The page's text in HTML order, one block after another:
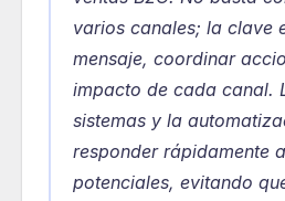
varios canales; la clave
mensaje, coordinar
impacto de cada canal.
sistemas y la
responder rápidamente
potenciales, evitando